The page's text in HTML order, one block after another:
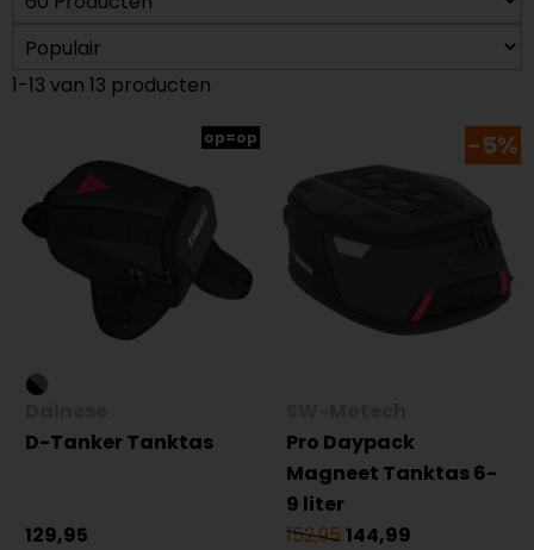
1-13 van 13 producten
op=op
D-Tanker Tanktas
129,95
-5%
Pro Daypack
Magneet Tanktas 6-
9 liter
152,95 144,99